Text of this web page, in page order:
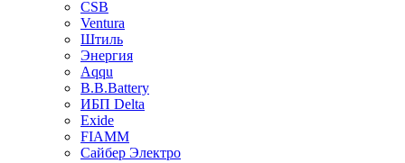
CSB
Ventura
Штиль
Энергия
Aqqu
B.B.Bаttery
ИБП Delta
Exide
FIAMM
Сайбер Электро